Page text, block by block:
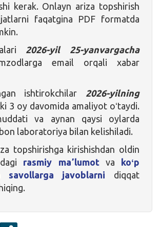
kerak. Onlayn ariza topshirish
faqatgina PDF formatda
2026-yil 25-yanvargacha
email orqali xabar
ishtirokchilar 2026-yilning
3 oy davomida amaliyot oʻtaydi.
va aynan qaysi oylarda
laboratoriya bilan kelishiladi.
topshirishga kirishishdan oldin
rasmiy maʼlumot va koʻp
savollarga javoblarni diqqat